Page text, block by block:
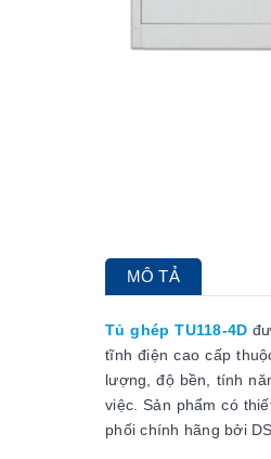
MÔ TẢ
Tủ ghép TU118-4D
tĩnh điện cao cấp
lượng, độ bền, tính
việc. Sản phẩm có
phối chính hãng bởi